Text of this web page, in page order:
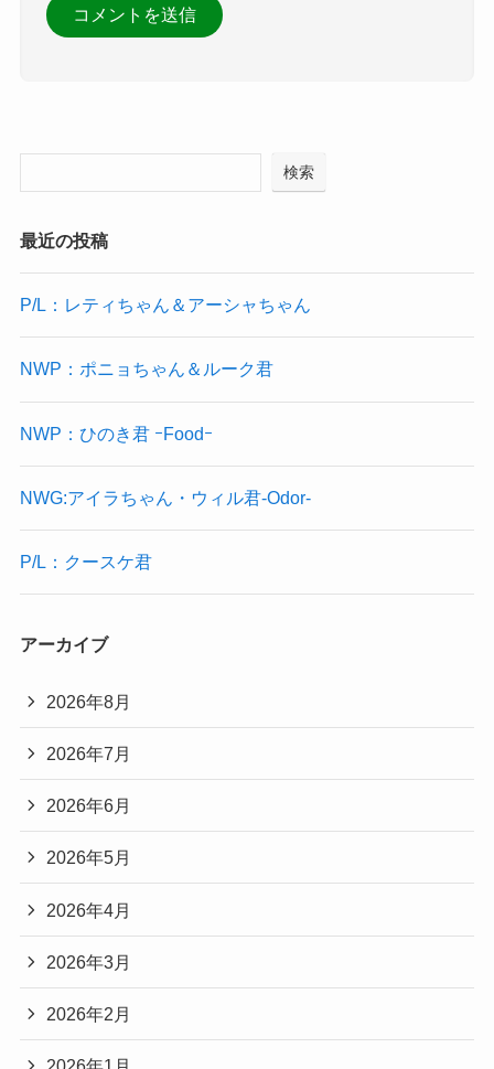
検索
最近の投稿
P/L：レティちゃん＆アーシャちゃん
NWP：ポニョちゃん＆ルーク君
NWP：ひのき君 ｰFoodｰ
NWG:アイラちゃん・ウィル君-Odor-
P/L：クースケ君
アーカイブ
2026年8月
2026年7月
2026年6月
2026年5月
2026年4月
2026年3月
2026年2月